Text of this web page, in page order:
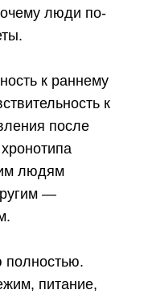
люди по-
к раннему
к
после
людям
—
полностью.
питание,